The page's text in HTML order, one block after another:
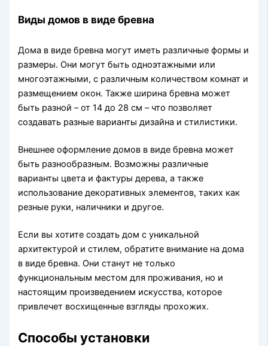
Виды домов в виде бревна
Дома в виде бревна могут иметь различные формы и
размеры. Они могут быть одноэтажными или
многоэтажными, с различным количеством комнат и
размещением окон. Также ширина бревна может
быть разной – от 14 до 28 см – что позволяет
создавать разные варианты дизайна и стилистики.
Внешнее оформление домов в виде бревна может
быть разнообразным. Возможны различные
варианты цвета и фактуры дерева, а также
использование декоративных элементов, таких как
резные руки, наличники и другое.
Если вы хотите создать дом с уникальной
архитектурой и стилем, обратите внимание на дома
в виде бревна. Они станут не только
функциональным местом для проживания, но и
настоящим произведением искусства, которое
привлечет восхищенные взгляды прохожих.
Способы установки